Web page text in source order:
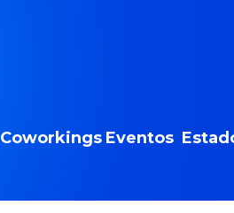
Coworkings Eventos